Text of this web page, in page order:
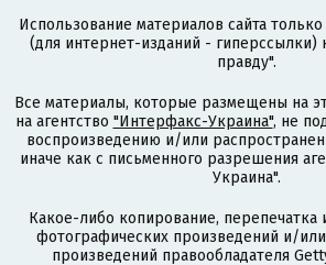
Использование материалов сайта
(для интернет-изданий - гиперссылки)
правду".
Все материалы, которые размещены на
на агентство "Интерфакс-Украина", не
воспроизведению и/или
иначе как с письменного разрешения
Украина".
Какое-либо копирование, перепечатка
фотографических произведений и/
произведений правообладателя